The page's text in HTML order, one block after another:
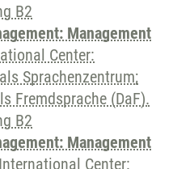
B2
Management
Center:
Sprachenzentrum;
Fremdsprache (DaF).
B2
Management
International Center: